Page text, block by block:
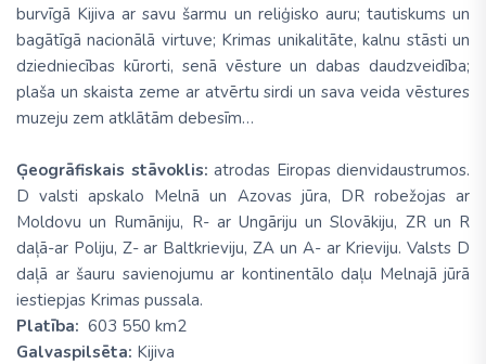
burvīgā Kijiva ar savu šarmu un reliģisko auru; tautiskums un
bagātīgā nacionālā virtuve; Krimas unikalitāte, kalnu stāsti un
dziedniecības kūrorti, senā vēsture un dabas daudzveidība;
plaša un skaista zeme ar atvērtu sirdi un sava veida vēstures
muzeju zem atklātām debesīm…
Ģeogrāfiskais stāvoklis: atrodas Eiropas dienvidaustrumos.
D valsti apskalo Melnā un Azovas jūra, DR robežojas ar
Moldovu un Rumāniju, R- ar Ungāriju un Slovākiju, ZR un R
daļā-ar Poliju, Z- ar Baltkrieviju, ZA un A- ar Krieviju. Valsts D
daļā ar šauru savienojumu ar kontinentālo daļu Melnajā jūrā
iestiepjas Krimas pussala.
Platība: 603 550 km2
Galvaspilsēta: Kijiva